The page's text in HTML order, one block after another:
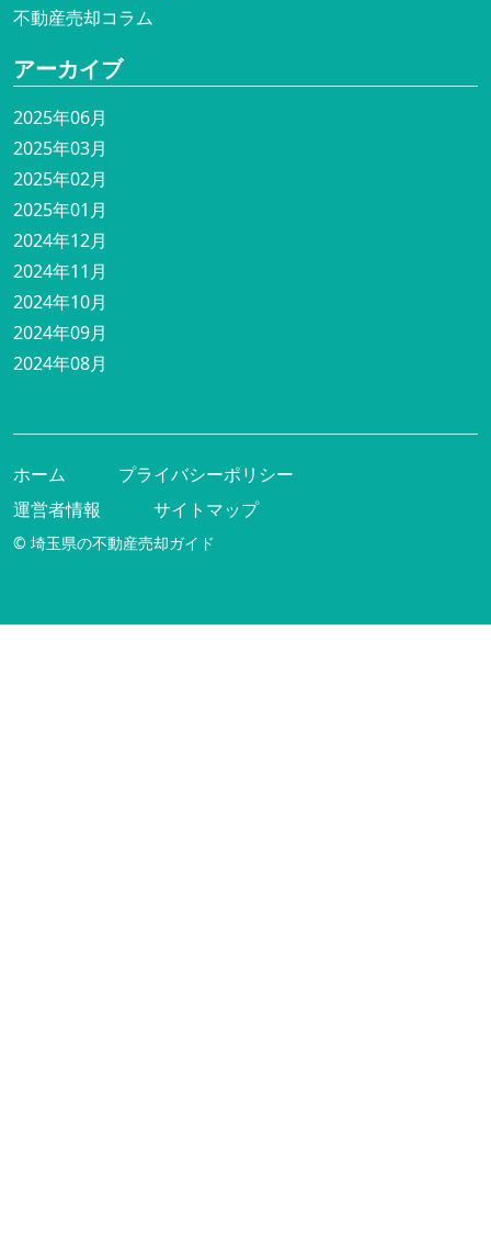
不動産売却コラム
アーカイブ
2025年06月
2025年03月
2025年02月
2025年01月
2024年12月
2024年11月
2024年10月
2024年09月
2024年08月
ホーム
プライバシーポリシー
運営者情報
サイトマップ
© 埼玉県の不動産売却ガイド